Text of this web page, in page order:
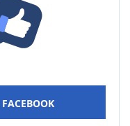
FACEBOOK